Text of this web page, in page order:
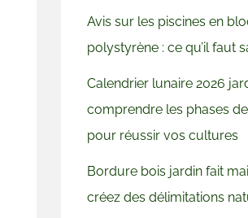
Avis sur les piscines en
polystyrène : ce qu’il faut
Calendrier lunaire 2026
comprendre les phases
pour réussir vos cultures
Bordure bois jardin fait
créez des délimitations